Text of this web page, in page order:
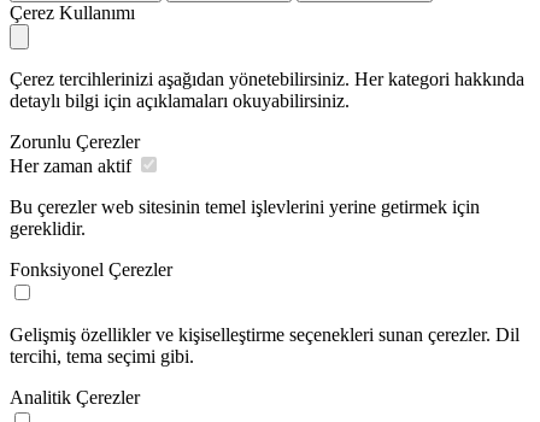
Çerez Kullanımı
Çerez tercihlerinizi aşağıdan yönetebilirsiniz. Her kategori hakkında
detaylı bilgi için açıklamaları okuyabilirsiniz.
Zorunlu Çerezler
Her zaman aktif
Bu çerezler web sitesinin temel işlevlerini yerine getirmek için
gereklidir.
Fonksiyonel Çerezler
Gelişmiş özellikler ve kişiselleştirme seçenekleri sunan çerezler. Dil
tercihi, tema seçimi gibi.
Analitik Çerezler